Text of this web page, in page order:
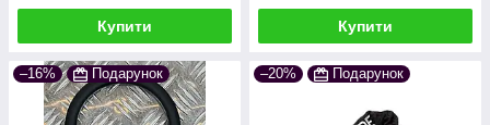
Купити Купити
–16% Подарунок –20% Подарунок